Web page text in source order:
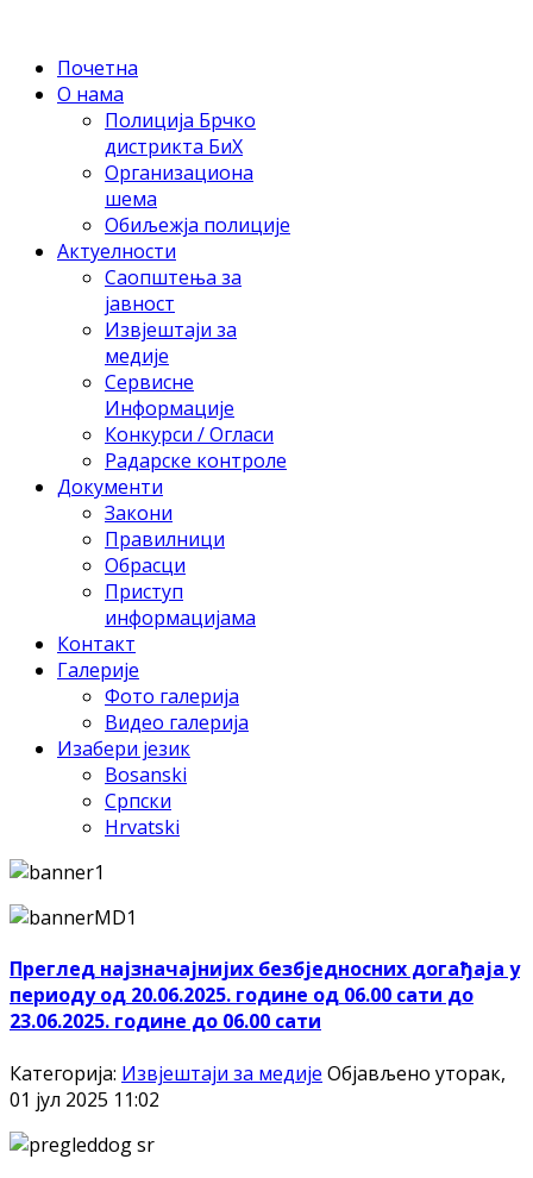
Почетна
О нама
Полиција Брчко
дистрикта БиХ
Организациона
шема
Обиљежја полиције
Актуелности
Саопштења за
јавност
Извјештаји за
медије
Сервисне
Информације
Конкурси / Огласи
Радарске контроле
Документи
Закони
Правилници
Обрасци
Приступ
информацијама
Контакт
Галерије
Фото галерија
Видео галерија
Изабери језик
Bosanski
Српски
Hrvatski
Преглед најзначајнијих безбједносних догађаја у
периоду од 20.06.2025. године од 06.00 сати до
23.06.2025. године до 06.00 сати
Категорија: Извјештаји за медије Објављено уторак,
01 јул 2025 11:02